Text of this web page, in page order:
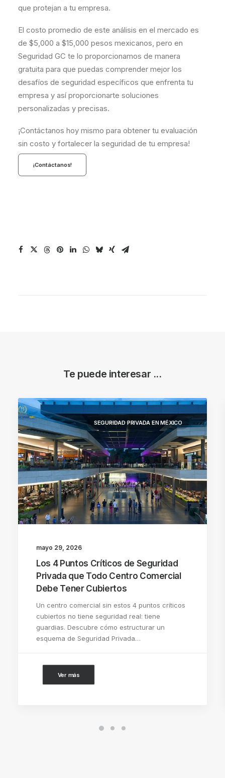
que protejan a tu empresa.
El costo promedio de este análisis en el mercado es
de $5,000 a $15,000 pesos mexicanos, pero en
Seguridad GC te lo proporcionamos de manera
gratuita para que puedas comprender mejor los
desafíos de seguridad específicos que enfrenta tu
empresa y así proporcionarte soluciones
personalizadas y precisas.
¡Contáctanos hoy mismo para obtener tu evaluación
sin costo y fortalecer la seguridad de tu empresa!
¡Contáctanos!
Te puede interesar ...
SEGURIDAD PRIVADA EN MÉXICO
mayo 29, 2026
Los 4 Puntos Críticos de Seguridad
Privada que Todo Centro Comercial
Debe Tener Cubiertos
Un centro comercial sin estos 4 puntos críticos
cubiertos no tiene seguridad real: tiene
guardias. Descubre cómo estructurar un
esquema de Seguridad Privada…
Ver más